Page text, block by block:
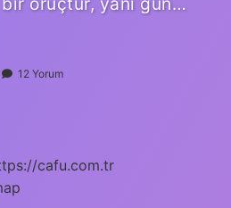
12 Yorum
cafu.com.tr